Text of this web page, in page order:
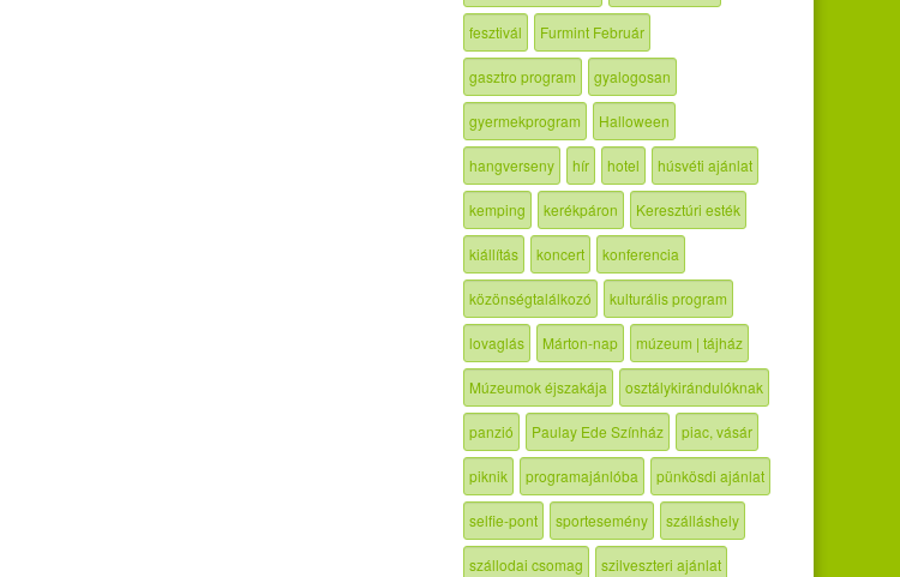
fesztivál Furmint Február
gasztro program gyalogosan
gyermekprogram Halloween
hangverseny hír hotel húsvéti ajánlat
kemping kerékpáron Keresztúri esték
kiállítás koncert konferencia
közönségtalálkozó kulturális program
lovaglás Márton-nap múzeum | tájház
Múzeumok éjszakája osztálykirándulóknak
panzió Paulay Ede Színház piac, vásár
piknik programajánlóba pünkösdi ajánlat
selfie-pont sportesemény szálláshely
szállodai csomag szilveszteri ajánlat